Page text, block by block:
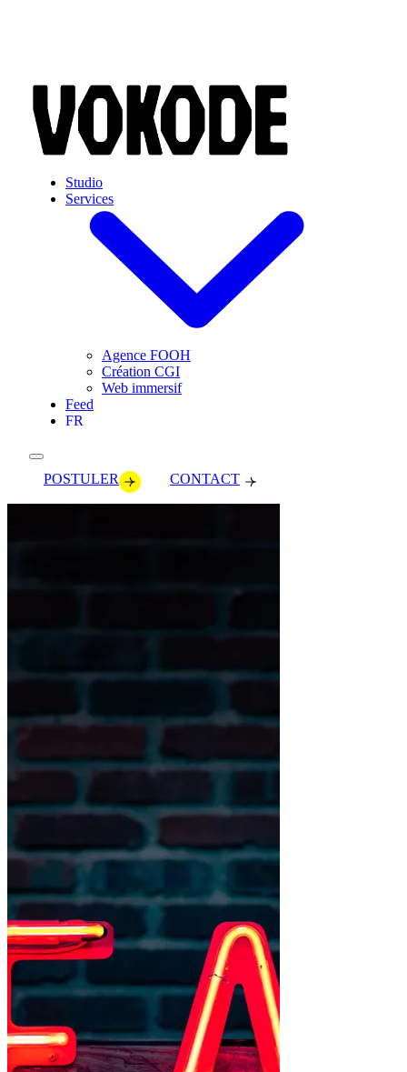
Studio
Services
Agence FOOH
Création CGI
Web immersif
Feed
FR
POSTULER CONTACT